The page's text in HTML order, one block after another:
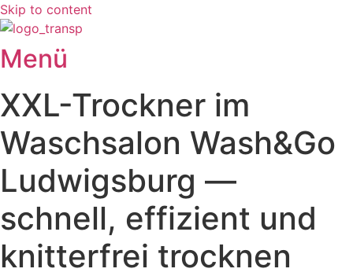
Skip to content
Menü
XXL-Trockner im
Waschsalon Wash&Go
Ludwigsburg —
schnell, effizient und
knitterfrei trocknen